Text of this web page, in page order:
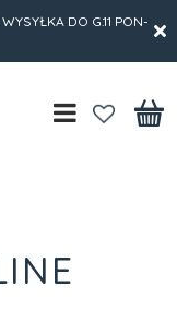
DO G.11 PON-